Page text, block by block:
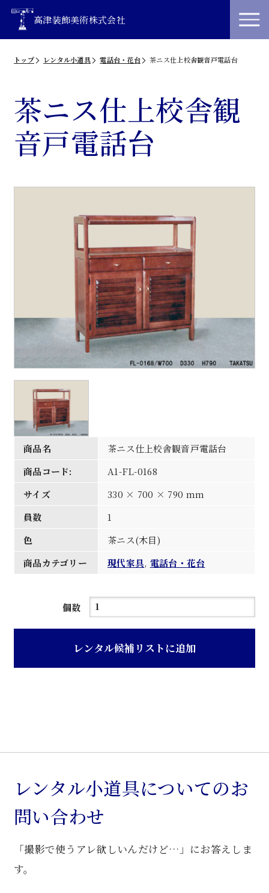
高津装飾美術株式会社
トップ レンタル小道具 電話台・花台 茶ニス仕上校舎観音戸電話台
茶ニス仕上校舎観
音戸電話台
商品名
茶ニス仕上校舎観音戸電話台
商品コード:
A1-FL-0168
サイズ
330 × 700 × 790 mm
員数
1
色
茶ニス(木目)
商品カテゴリー
現代家具, 電話台・花台
個数
茶
仕
電
話
台
レンタル候補リストに追加
レンタル小道具についてのお
問い合わせ
「撮影で使うアレ欲しいんだけど…」にお答えしま
す。